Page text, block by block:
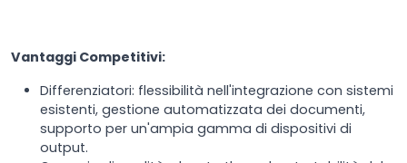
Vantaggi Competitivi:
Differenziatori: flessibilità nell'integrazione con sistemi
esistenti, gestione automatizzata dei documenti,
supporto per un'ampia gamma di dispositivi di
output.